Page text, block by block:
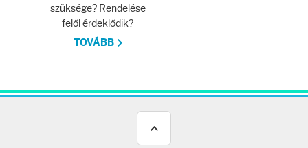
szüksége? Rendelése
felől érdeklődik?
TOVÁBB